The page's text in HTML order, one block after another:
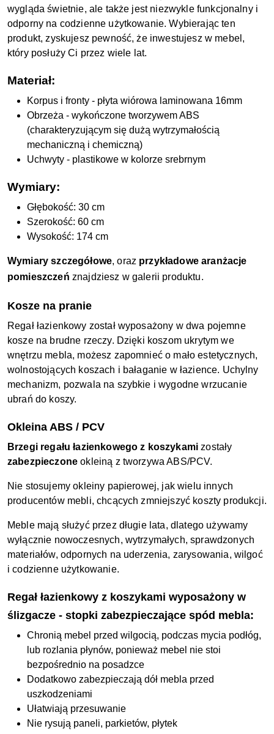
wygląda świetnie, ale także jest niezwykle funkcjonalny i
odporny na codzienne użytkowanie. Wybierając ten
produkt, zyskujesz pewność, że inwestujesz w mebel,
który posłuży Ci przez wiele lat.
Materiał:
Korpus i fronty - płyta wiórowa laminowana 16mm
Obrzeża - wykończone tworzywem ABS
(charakteryzującym się dużą wytrzymałością
mechaniczną i chemiczną)
Uchwyty - plastikowe w kolorze srebrnym
Wymiary:
Głębokość: 30 cm
Szerokość: 60 cm
Wysokość: 174 cm
Wymiary szczegółowe, oraz przykładowe aranżacje
pomieszczeń znajdziesz w galerii produktu.
Kosze na pranie
Regał łazienkowy został wyposażony w dwa pojemne
kosze na brudne rzeczy. Dzięki koszom ukrytym we
wnętrzu mebla, możesz zapomnieć o mało estetycznych,
wolnostojących koszach i bałaganie w łazience. Uchylny
mechanizm, pozwala na szybkie i wygodne wrzucanie
ubrań do koszy.
Okleina ABS / PCV
Brzegi regału łazienkowego z koszykamizostały
zabezpieczoneokleiną z tworzywa ABS/PCV.
Nie stosujemy okleiny papierowej, jak wielu innych
producentów mebli, chcących zmniejszyć koszty produkcji.
Meble mają służyć przez długie lata, dlatego używamy
wyłącznie nowoczesnych, wytrzymałych, sprawdzonych
materiałów, odpornych na uderzenia, zarysowania, wilgoć
i codzienne użytkowanie.
Regał łazienkowy z koszykami wyposażony w
ślizgacze - stopki zabezpieczające spód mebla:
Chronią mebel przed wilgocią, podczas mycia podłóg,
lub rozlania płynów, ponieważ mebel nie stoi
bezpośrednio na posadzce
Dodatkowo zabezpieczają dół mebla przed
uszkodzeniami
Ułatwiają przesuwanie
Nie rysują paneli, parkietów, płytek